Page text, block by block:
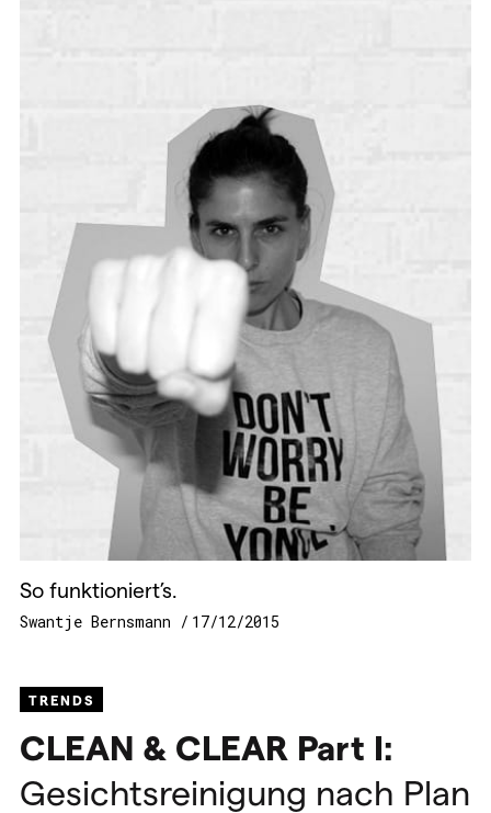
So funktioniert’s.
Swantje Bernsmann 17/12/2015
TRENDS
CLEAN & CLEAR Part I:
Gesichtsreinigung nach Plan